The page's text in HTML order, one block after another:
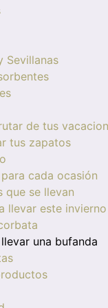
Sevillanas
de tus
tus zapatos
cada ocasión
que se llevan
llevar este invierno
una bufanda